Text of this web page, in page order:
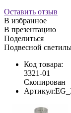
Оставить отзыв
В избранное
В презентацию
Поделиться
Подвесной
Код товара:
3321-01
Скопирован
Артикул: